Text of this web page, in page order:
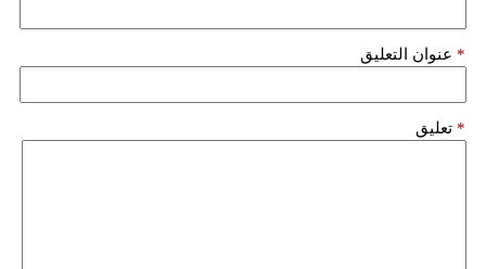
عنوان التعليق *
تعليق *